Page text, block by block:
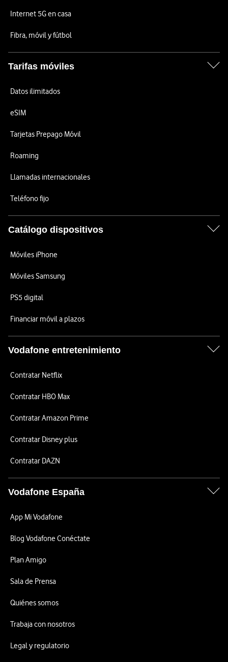
Internet 5G en casa
Fibra, móvil y fútbol
Tarifas móviles
Datos ilimitados
eSIM
Tarjetas Prepago Móvil
Roaming
Llamadas internacionales
Teléfono fijo
Catálogo dispositivos
Móviles iPhone
Móviles Samsung
PS5 digital
Financiar móvil a plazos
Vodafone entretenimiento
Contratar Netflix
Contratar HBO Max
Contratar Amazon Prime
Contratar Disney plus
Contratar DAZN
Vodafone España
App Mi Vodafone
Blog Vodafone Conéctate
Plan Amigo
Sala de Prensa
Quiénes somos
Trabaja con nosotros
Legal y regulatorio